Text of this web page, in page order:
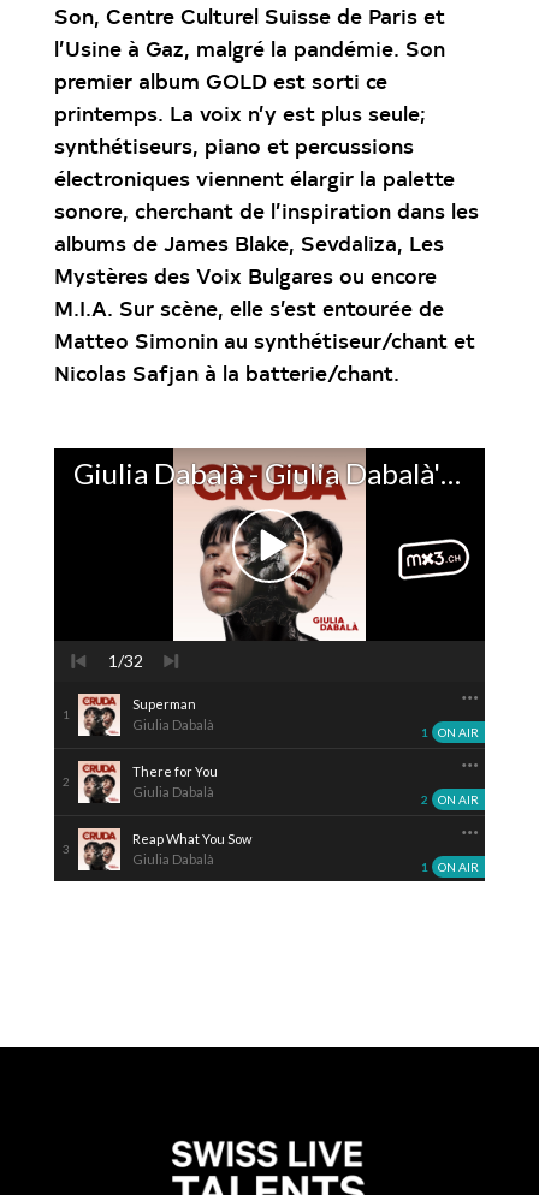
Son, Centre Culturel Suisse de Paris et
l’Usine à Gaz, malgré la pandémie. Son
premier album GOLD est sorti ce
printemps. La voix n’y est plus seule;
synthétiseurs, piano et percussions
électroniques viennent élargir la palette
sonore, cherchant de l’inspiration dans les
albums de James Blake, Sevdaliza, Les
Mystères des Voix Bulgares ou encore
M.I.A. Sur scène, elle s’est entourée de
Matteo Simonin au synthétiseur/chant et
Nicolas Safjan à la batterie/chant.